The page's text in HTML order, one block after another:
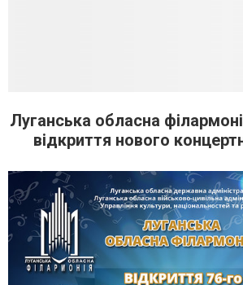
Луганська обласна
відкриття нового